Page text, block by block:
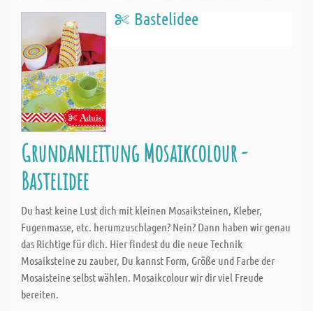
Bastelidee
Grundanleitung Mosaikcolour -
Bastelidee
Du hast keine Lust dich mit kleinen Mosaiksteinen, Kleber,
Fugenmasse, etc. herumzuschlagen? Nein? Dann haben wir genau
das Richtige für dich. Hier findest du die neue Technik
Mosaiksteine zu zauber, Du kannst Form, Größe und Farbe der
Mosaisteine selbst wählen. Mosaikcolour wir dir viel Freude
bereiten.